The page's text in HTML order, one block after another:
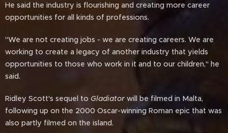
He said the industry is flourishing and creating more career
opportunities for all kinds of professions.
"We are not creating jobs - we are creating careers. We are
working to create a legacy of another industry that yields
opportunities to those who work in it and to our children," he
said.
Ridley Scott's sequel to Gladiator will be filmed in Malta,
following up on the 2000 Oscar-winning Roman epic that was
also partly filmed on the island.